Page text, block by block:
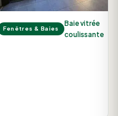
Fenêtres & Baies
Baie vitrée
coulissante